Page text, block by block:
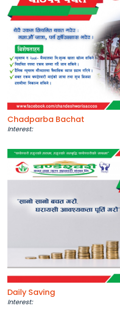
Chadparba Bachat
Interest:
Daily Saving
Interest: